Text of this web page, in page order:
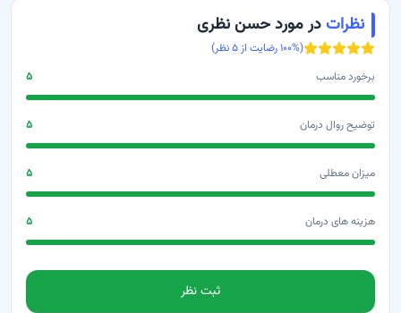
نظرات در مورد حسن نظری
( ۱۰۰% رضایت از ۵نظر)
برخورد مناسب
۵
توضیح روال درمان ۵
میزان معطلی ۵
هزینه های درمان ۵
ثبت نظر